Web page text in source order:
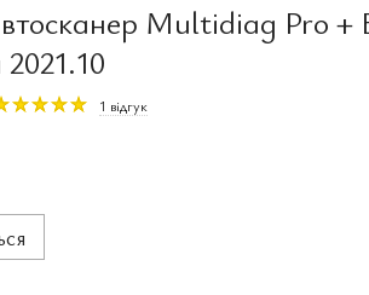
Multidiag Pro +
1 відгук